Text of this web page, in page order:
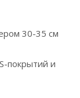
30-35 см
покрытий и